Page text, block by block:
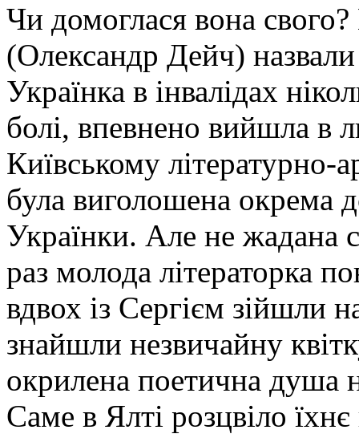
Чи домоглася вона
(Олександр Дейч)
Українка в інвалідах
болі, впевнено вийшла в
Київському літературно-
була виголошена окрема
Українки. Але не жадана
раз молода літераторка
вдвох із Сергієм зійшли
знайшли незвичайну
окрилена поетична душа
Саме в Ялті розцвіло